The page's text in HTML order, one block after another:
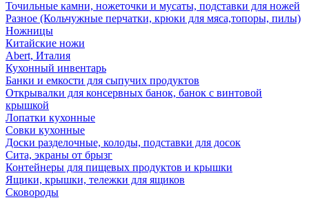
Точильные камни, ножеточки и мусаты, подставки для ножей
Разное (Кольчужные перчатки, крюки для мяса,топоры, пилы)
Ножницы
Китайские ножи
Abert, Италия
Кухонный инвентарь
Банки и емкости для сыпучих продуктов
Открывалки для консервных банок, банок с винтовой
крышкой
Лопатки кухонные
Совки кухонные
Доски разделочные, колоды, подставки для досок
Сита, экраны от брызг
Контейнеры для пищевых продуктов и крышки
Ящики, крышки, тележки для ящиков
Сковороды